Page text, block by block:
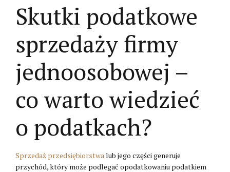
Skutki podatkowe
sprzedaży firmy
jednoosobowej –
co warto wiedzieć
o podatkach?
Sprzedaż przedsiębiorstwa lub jego części generuje
przychód, który może podlegać opodatkowaniu podatkiem